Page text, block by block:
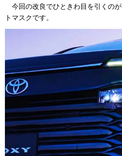
今回の改良でひときわ目を引くの
トマスクです。